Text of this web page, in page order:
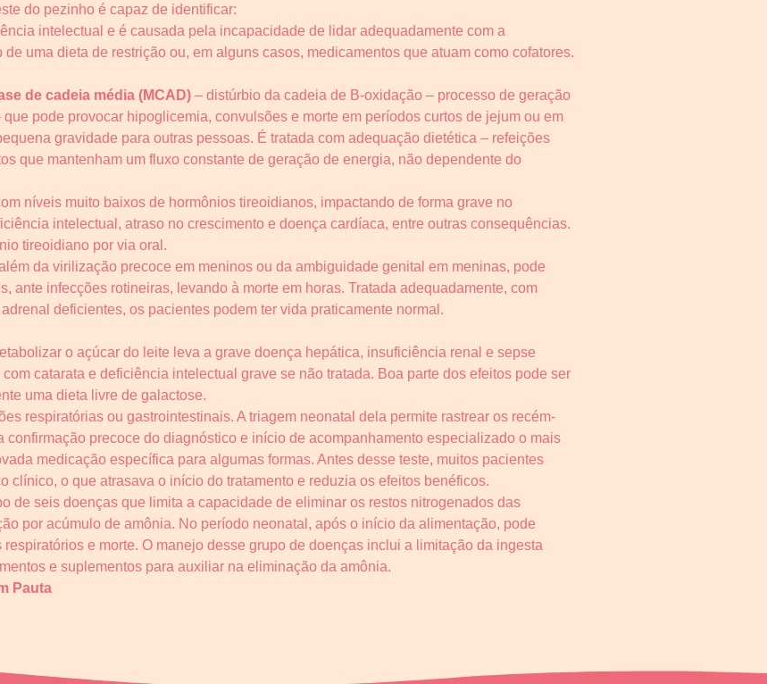
do pezinho é capaz de identificar:
intelectual e é causada pela incapacidade de lidar adequadamente com a
uma dieta de restrição ou, em alguns casos, medicamentos que atuam como cofatores.
de cadeia média (MCAD) – distúrbio da cadeia de B-oxidação – processo de geração
pode provocar hipoglicemia, convulsões e morte em períodos curtos de jejum ou em
gravidade para outras pessoas. É tratada com adequação dietética – refeições
que mantenham um fluxo constante de geração de energia, não dependente do
níveis muito baixos de hormônios tireoidianos, impactando de forma grave no
intelectual, atraso no crescimento e doença cardíaca, entre outras consequências.
tireoidiano por via oral.
da virilização precoce em meninos ou da ambiguidade genital em meninas, pode
ante infecções rotineiras, levando à morte em horas. Tratada adequadamente, com
deficientes, os pacientes podem ter vida praticamente normal.
o açúcar do leite leva a grave doença hepática, insuficiência renal e sepse
catarata e deficiência intelectual grave se não tratada. Boa parte dos efeitos pode ser
uma dieta livre de galactose.
respiratórias ou gastrointestinais. A triagem neonatal dela permite rastrear os recém-
confirmação precoce do diagnóstico e início de acompanhamento especializado o mais
medicação específica para algumas formas. Antes desse teste, muitos pacientes
clínico, o que atrasava o início do tratamento e reduzia os efeitos benéficos.
de seis doenças que limita a capacidade de eliminar os restos nitrogenados das
por acúmulo de amônia. No período neonatal, após o início da alimentação, pode
e morte. O manejo desse grupo de doenças inclui a limitação da ingesta
e suplementos para auxiliar na eliminação da amônia.
Pauta